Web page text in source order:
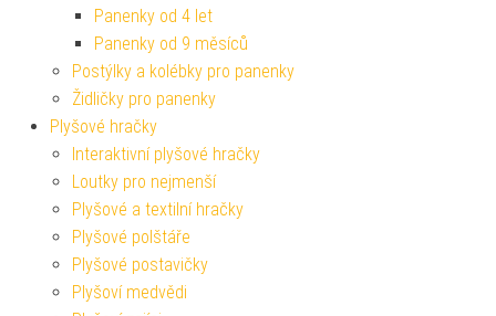
Panenky od 4 let
Panenky od 9 měsíců
Postýlky a kolébky pro panenky
Židličky pro panenky
Plyšové hračky
Interaktivní plyšové hračky
Loutky pro nejmenší
Plyšové a textilní hračky
Plyšové polštáře
Plyšové postavičky
Plyšoví medvědi